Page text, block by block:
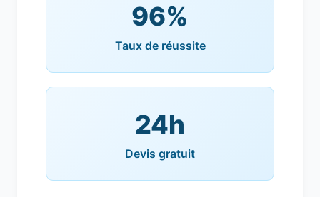
96%
Taux de réussite
24h
Devis gratuit